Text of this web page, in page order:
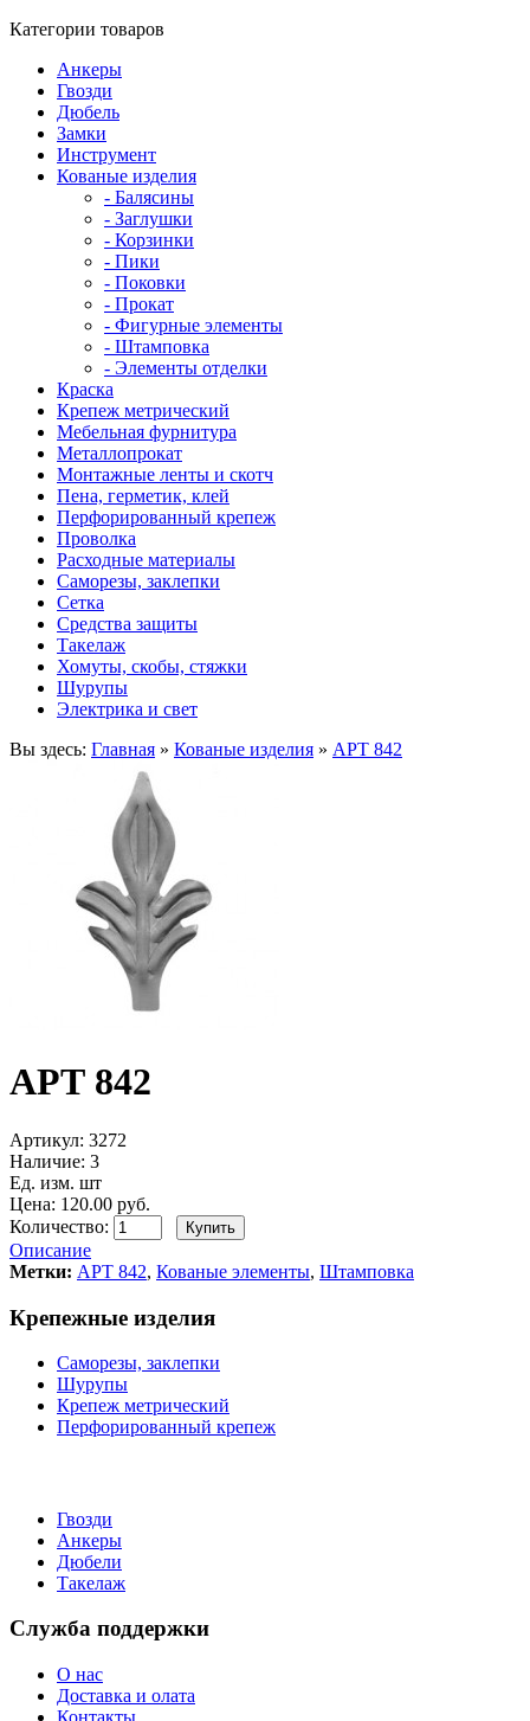
Категории товаров
Анкеры
Гвозди
Дюбель
Замки
Инструмент
Кованые изделия
- Балясины
- Заглушки
- Корзинки
- Пики
- Поковки
- Прокат
- Фигурные элементы
- Штамповка
- Элементы отделки
Краска
Крепеж метрический
Мебельная фурнитура
Металлопрокат
Монтажные ленты и скотч
Пена, герметик, клей
Перфорированный крепеж
Проволка
Расходные материалы
Саморезы, заклепки
Сетка
Средства защиты
Такелаж
Хомуты, скобы, стяжки
Шурупы
Электрика и свет
Вы здесь: Главная » Кованые изделия » АРТ 842
АРТ 842
Артикул: 3272
Наличие: 3
Ед. изм. шт
Цена: 120.00 руб.
Количество:
Описание
Метки: АРТ 842, Кованые элементы, Штамповка
Крепежные изделия
Саморезы, заклепки
Шурупы
Крепеж метрический
Перфорированный крепеж
Гвозди
Анкеры
Дюбели
Такелаж
Служба поддержки
О нас
Доставка и олата